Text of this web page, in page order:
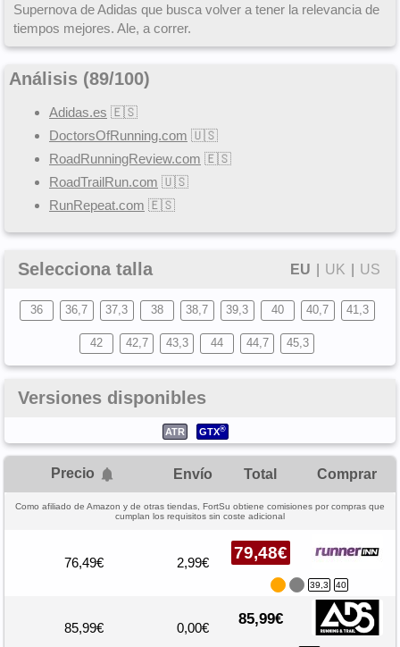
Supernova de Adidas que busca volver a tener la relevancia de
tiempos mejores. Ale, a correr.
Análisis (89/100)
Adidas.es 🇪🇸
DoctorsOfRunning.com 🇺🇸
RoadRunningReview.com 🇪🇸
RoadTrailRun.com 🇺🇸
RunRepeat.com 🇪🇸
Selecciona talla EU UK US
36 36,7 37,3 38 38,7 39,3 40 40,7 41,3
42 42,7 43,3 44 44,7 45,3
Versiones disponibles
ATR GTX®
Precio Envío Total Comprar
Como afiliado de Amazon y de otras tiendas, FortSu obtiene comisiones por compras que
cumplan los requisitos sin coste adicional
76,49€ 2,99€
79,48€
39,3 40
85,99€ 0,00€
85,99€